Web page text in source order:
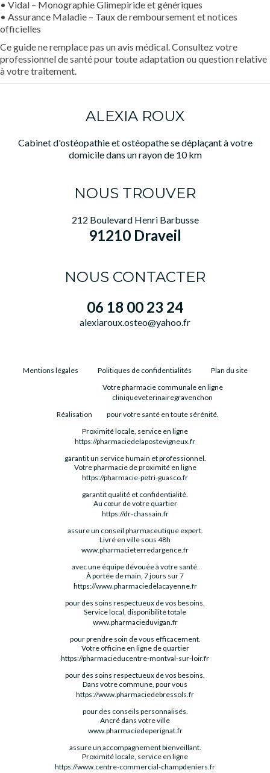
• Vidal – Monographie Glimepiride et génériques
• Assurance Maladie – Taux de remboursement et notices
officielles
Ce guide ne remplace pas un avis médical. Consultez votre
professionnel de santé pour toute adaptation ou question relative
à votre traitement.
ALEXIA ROUX
Cabinet d'ostéopathie et ostéopathe se déplaçant à votre
domicile dans un rayon de 10 km
NOUS TROUVER
212 Boulevard Henri Barbusse
91210 Draveil
NOUS CONTACTER
06 18 00 23 24
alexiaroux.osteo@yahoo.fr
Mentions légales Politiques de confidentialités Plan du site
Réalisation
Votre pharmacie communale en ligne
cliniqueveterinairegravenchon
pour votre santé en toute sérénité.
Proximité locale, service en ligne
https://pharmaciedelapostevigneux.fr
garantit un service humain et professionnel.
Votre pharmacie de proximité en ligne
https://pharmacie-petri-guasco.fr
garantit qualité et confidentialité.
Au cœur de votre quartier
https://dr-chassain.fr
assure un conseil pharmaceutique expert.
Livré en ville sous 48h
www.pharmacieterredargence.fr
avec une équipe dévouée à votre santé.
À portée de main, 7 jours sur 7
https://www.pharmaciedelacayenne.fr
pour des soins respectueux de vos besoins.
Service local, disponibilité totale
www.pharmacieduvigan.fr
pour prendre soin de vous efficacement.
Votre officine en ligne de quartier
https://pharmacieducentre-montval-sur-loir.fr
pour des soins respectueux de vos besoins.
Dans votre commune, pour vous
https://www.pharmaciedebressols.fr
pour des conseils personnalisés.
Ancré dans votre ville
www.pharmaciedeperignat.fr
assure un accompagnement bienveillant.
Proximité locale, service en ligne
https://www.centre-commercial-champdeniers.fr